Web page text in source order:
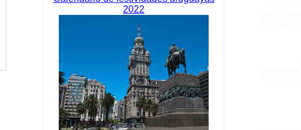
2022